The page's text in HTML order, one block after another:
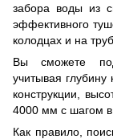
забора воды из
эффективного
колодцах и на
Вы сможете
учитывая
конструкции,
4000 мм с шагом
Как правило,